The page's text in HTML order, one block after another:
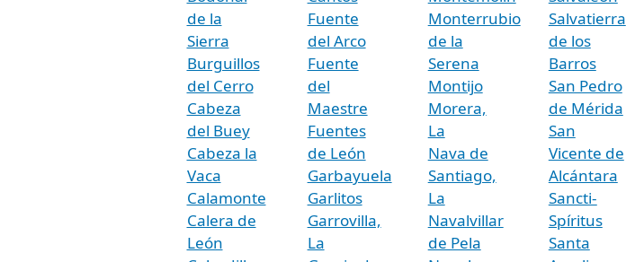
de la
Sierra
Burguillos
del Cerro
Cabeza
del Buey
Cabeza la
Vaca
Calamonte
Calera de
León
Fuente
del Arco
Fuente
del
Maestre
Fuentes
de León
Garbayuela
Garlitos
Garrovilla,
La
Monterrubio
de la
Serena
Montijo
Morera,
La
Nava de
Santiago,
La
Navalvillar
de Pela
Salvatierra
de los
Barros
San Pedro
de Mérida
San
Vicente de
Alcántara
Sancti-
Spíritus
Santa